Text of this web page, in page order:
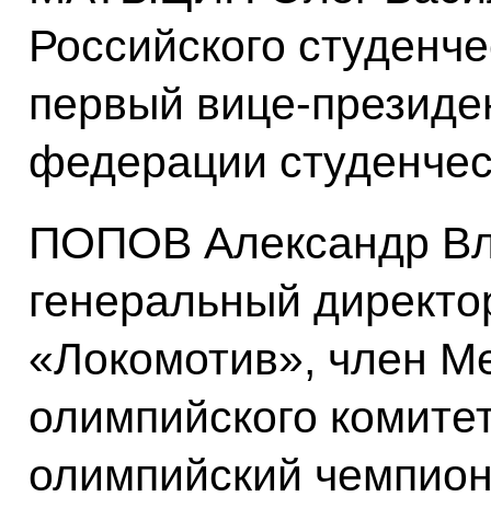
Российского
первый вице-
федерации
ПОПОВ Александр
генеральный
«Локомотив», член
олимпийского
олимпийский